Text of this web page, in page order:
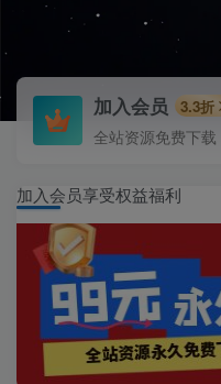
加入会员 3.3折
全站资源免费下载
加入会员享受权益福利